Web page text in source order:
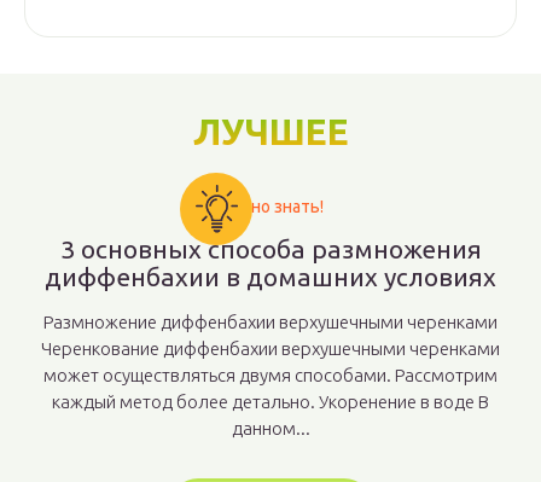
ЛУЧШЕЕ
Важно знать!
3 основных способа размножения
диффенбахии в домашних условиях
Размножение диффенбахии верхушечными черенками
Черенкование диффенбахии верхушечными черенками
может осуществляться двумя способами. Рассмотрим
каждый метод более детально. Укоренение в воде В
данном...